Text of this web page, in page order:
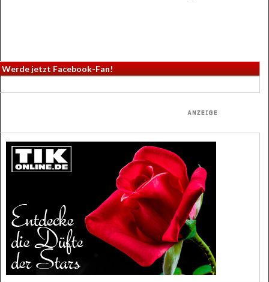
Werde jetzt Facebook-Fan!